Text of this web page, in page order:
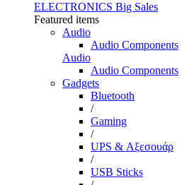
ELECTRONICS Big Sales
Featured items
Audio
Audio Components
Audio
Audio Components
Gadgets
Bluetooth
/
Gaming
/
UPS & Αξεσουάρ
/
USB Sticks